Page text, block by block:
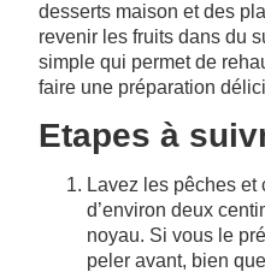
desserts maison et des
revenir les fruits dans du
simple qui permet de
faire une préparation
Etapes à
Lavez les pêches
d’environ deux
noyau. Si vous le
peler avant, bien